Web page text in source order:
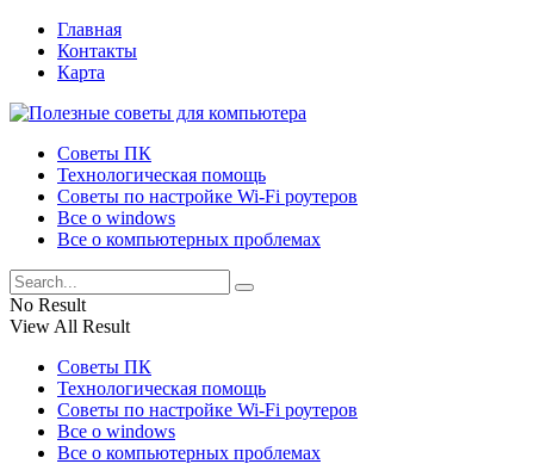
Главная
Контакты
Карта
Советы ПК
Технологическая помощь
Советы по настройке Wi-Fi роутеров
Все о windows
Все о компьютерных проблемах
No Result
View All Result
Советы ПК
Технологическая помощь
Советы по настройке Wi-Fi роутеров
Все о windows
Все о компьютерных проблемах